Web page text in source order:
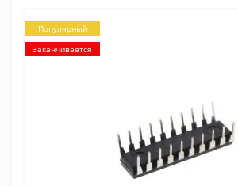
Популярный
Заканчивается